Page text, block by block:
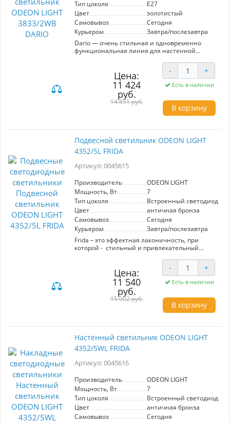
добавляя изысканности и современности.
Тип цоколя
E27
Цвет
золотистый
Самовывоз
Сегодня
Курьером
Завтра/послезавтра
Dario — очень стильная и одновременно
функциональная линия для настенной
объектах HoReCa. Металлический корпус
выполнен в золотистом цвете, светильник
дает рассеивание вверх и вниз для эффектной
подсветки фактуры стен. Модель представлена
в двух диаметрах: 60 и 80 мм, которые отлично
будут чередоваться на стене рядом.
Цена:
11 424
руб.
14 851 руб.
- +
Есть в наличии
В корзину
Подвесной светильник ODEON LIGHT
4352/5L FRIDA
Артикул: 0045615
Производитель
ODEON LIGHT
Мощность, Вт
7
Тип цоколя
Встроенный светодиод
Цвет
античная бронза
Самовывоз
Сегодня
Курьером
Завтра/послезавтра
Frida – это эффектная лаконичность, при
которой - стильный и привлекательный
деталей. Несмотря на отсутствие элементов
декора и различных дизайнерских фишек,
настенный и подвесной светильники Frida
выглядят притягательно и впечатляюще в
матовом отблеске античной бронзы.
Цена:
11 540
руб.
15 002 руб.
- +
Есть в наличии
В корзину
Настенный светильник ODEON LIGHT
4352/5WL FRIDA
Артикул: 0045616
Производитель
ODEON LIGHT
Мощность, Вт
7
Тип цоколя
Встроенный светодиод
Цвет
античная бронза
Самовывоз
Сегодня